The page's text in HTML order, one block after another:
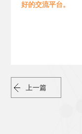
好的交流平台。
上一篇